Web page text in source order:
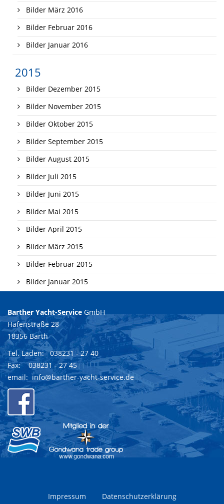
Bilder März 2016
Bilder Februar 2016
Bilder Januar 2016
2015
Bilder Dezember 2015
Bilder November 2015
Bilder Oktober 2015
Bilder September 2015
Bilder August 2015
Bilder Juli 2015
Bilder Juni 2015
Bilder Mai 2015
Bilder April 2015
Bilder März 2015
Bilder Februar 2015
Bilder Januar 2015
Barther Yacht-Service GmbH
Hafenstraße 28
18356 Barth
Tel. Laden:038231 - 27 40
Fax: 038231 - 27 45
email:info@barther-yacht-service.de
Impressum Datenschutzerklärung